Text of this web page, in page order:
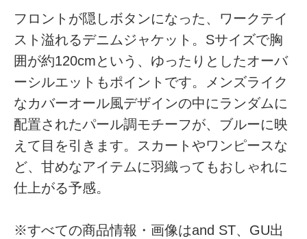
フロントが隠しボタンになった、ワークテイ
スト溢れるデニムジャケット。Sサイズで胸
囲が約120cmという、ゆったりとしたオーバ
ーシルエットもポイントです。メンズライク
なカバーオール風デザインの中にランダムに
配置されたパール調モチーフが、ブルーに映
えて目を引きます。スカートやワンピースな
ど、甘めなアイテムに羽織ってもおしゃれに
仕上がる予感。
※すべての商品情報・画像はand ST、GU出